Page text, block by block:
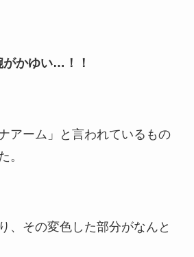
がかゆい…！！
アーム」と言われているもの
。
、その変色した部分がなんと